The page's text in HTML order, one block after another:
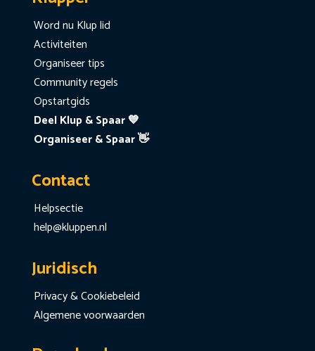
Word nu Klup lid
Activiteiten
Organiseer tips
Community regels
Opstartgids
Deel Klup & Spaar 💙
Organiseer & Spaar 👋
Contact
Helpsectie
help@kluppen.nl
Juridisch
Privacy & Cookiebeleid
Algemene voorwaarden